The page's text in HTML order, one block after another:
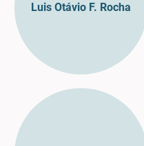
Luis Otávio F. Rocha